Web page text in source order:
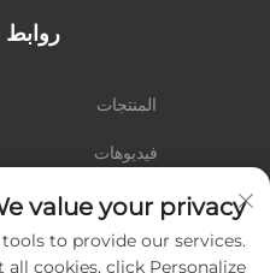
المنتجات
فيديوهات
الاتصال
value your privacy
to provide our services.
cookies, click Personalize